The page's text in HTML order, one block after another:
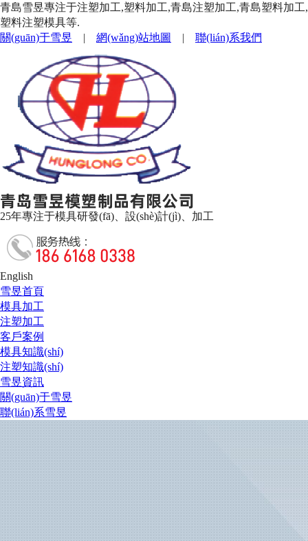
青島雪昱專注于注塑加工,塑料加工,青島注塑加工,青島塑料加工,
塑料注塑模具等.
關(guān)于雪昱 | 網(wǎng)站地圖 | 聯(lián)系我們
25年專注于模具研發(fā)、設(shè)計(jì)、加工
English
雪昱首頁
模具加工
注塑加工
客戶案例
模具知識(shí)
注塑知識(shí)
雪昱資訊
關(guān)于雪昱
聯(lián)系雪昱